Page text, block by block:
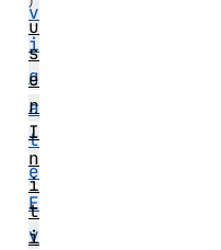
v
i
g
a
t
e
E
v
u
s
e
r
I
n
i
t
i